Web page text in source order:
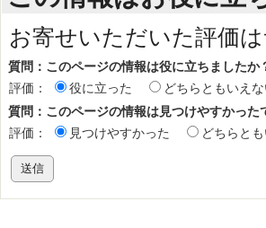
お寄せいただいた評価
質問：このページの情報は役に立ちましたか
評価：
役に立った どちらともいえ
質問：このページの情報は見つけやすかった
評価：
見つけやすかった どちらと